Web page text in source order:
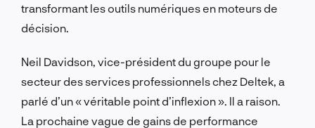
transformant les outils numériques en moteurs de
décision.
Neil Davidson, vice-président du groupe pour le
secteur des services professionnels chez Deltek, a
parlé d’un « véritable point d’inflexion ». Il a raison.
La prochaine vague de gains de performance